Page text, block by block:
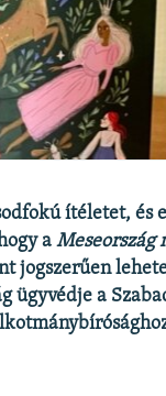
ítéletet, és
aMeseország
jogszerűen
ügyvédje a